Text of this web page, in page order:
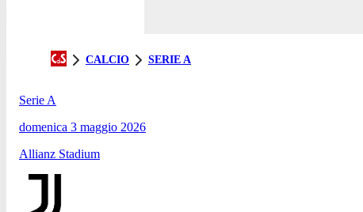
CALCIO SERIE A
Serie A
domenica 3 maggio 2026
Allianz Stadium